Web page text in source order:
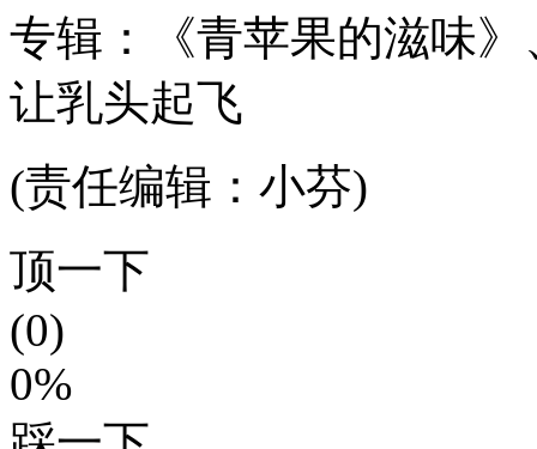
专辑：《青苹果的滋味
让乳头起飞
(责任编辑：小芬)
顶一下
(0)
0%